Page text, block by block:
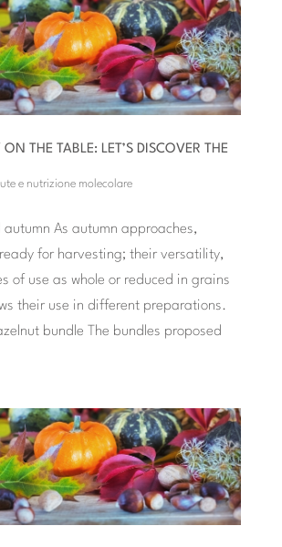
THE TABLE: LET’S DISCOVER THE
e nutrizione molecolare
autumn As autumn approaches,
for harvesting; their versatility,
of use as whole or reduced in grains
their use in different preparations.
bundle The bundles proposed